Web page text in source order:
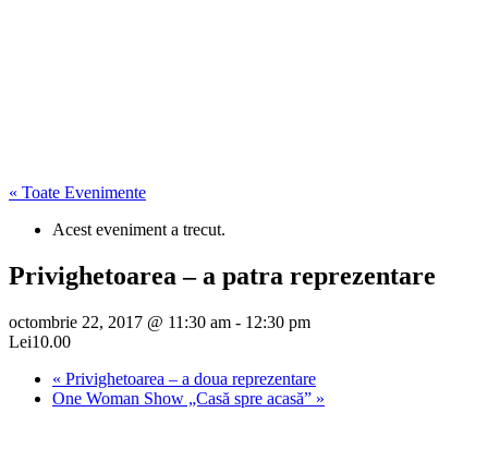
« Toate Evenimente
Acest eveniment a trecut.
Privighetoarea – a patra reprezentare
octombrie 22, 2017 @ 11:30 am - 12:30 pm
Lei10.00
« Privighetoarea – a doua reprezentare
One Woman Show „Casă spre acasă” »